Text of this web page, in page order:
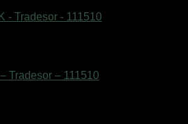
Tradesor – 111510